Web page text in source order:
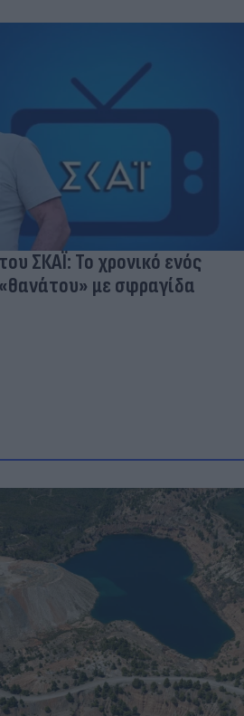
ΣΚΑΪ: Το χρονικό ενός
με σφραγίδα